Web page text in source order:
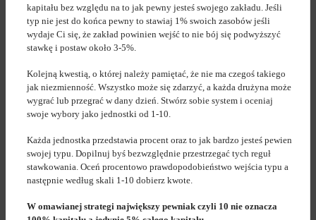
kapitału bez względu na to jak pewny jesteś swojego zakładu. Jeśli
typ nie jest do końca pewny to stawiaj 1% swoich zasobów jeśli
wydaje Ci się, że zakład powinien wejść to nie bój się podwyższyć
stawkę i postaw około 3-5%.
Kolejną kwestią, o której należy pamiętać, że nie ma czegoś takiego
jak niezmienność. Wszystko może się zdarzyć, a każda drużyna może
wygrać lub przegrać w dany dzień. Stwórz sobie system i oceniaj
swoje wybory jako jednostki od 1-10.
Każda jednostka przedstawia procent oraz to jak bardzo jesteś pewien
swojej typu. Dopilnuj byś bezwzględnie przestrzegać tych reguł
stawkowania. Oceń procentowo prawdopodobieństwo wejścia typu a
następnie według skali 1-10 dobierz kwote.
W omawianej strategi największy pewniak czyli 10 nie oznacza